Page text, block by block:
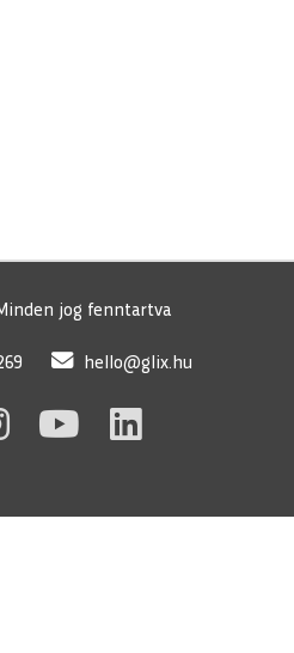
jog fenntartva
hello@glix.hu